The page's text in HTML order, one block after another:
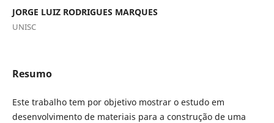
JORGE LUIZ RODRIGUES MARQUES
UNISC
Resumo
Este trabalho tem por objetivo mostrar o estudo em
desenvolvimento de materiais para a construção de uma